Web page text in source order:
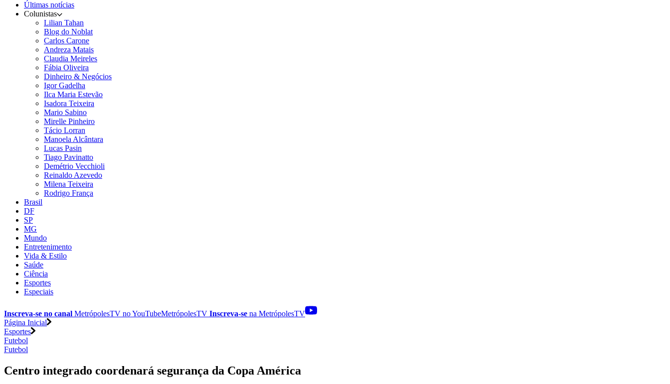
Últimas notícias
Colunistas
Lilian Tahan
Blog do Noblat
Carlos Carone
Andreza Matais
Claudia Meireles
Fábia Oliveira
Dinheiro & Negócios
Igor Gadelha
Ilca Maria Estevão
Isadora Teixeira
Mario Sabino
Mirelle Pinheiro
Tácio Lorran
Manoela Alcântara
Lucas Pasin
Tiago Pavinatto
Demétrio Vecchioli
Reinaldo Azevedo
Milena Teixeira
Rodrigo França
Brasil
DF
SP
MG
Mundo
Entretenimento
Vida & Estilo
Saúde
Ciência
Esportes
Especiais
Inscreva-se no canal MetrópolesTV noYouTubeMetrópolesTV Inscreva-se na MetrópolesTV
Página Inicial
Esportes
Futebol
Futebol
Centro integrado coordenará segurança da Copa América